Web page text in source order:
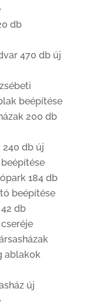
db
470 db új
beépítése
200 db
240 db új
184 db
beépítése
db
ablakok
új